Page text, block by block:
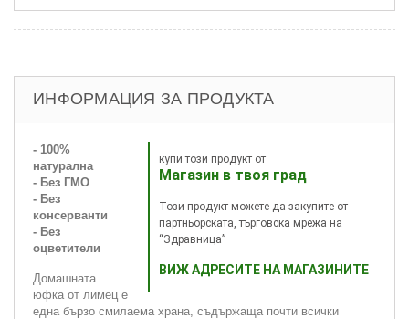
ИНФОРМАЦИЯ ЗА ПРОДУКТА
купи този продукт от
Магазин в твоя град
Този продукт можете да закупите от
партньорската, търговска мрежа на
“Здравница”
ВИЖ АДРЕСИТЕ НА МАГАЗИНИТЕ
- 100%
натурална
- Без ГМО
- Без
консерванти
- Без
оцветители
Домашната
юфка от лимец е
една бързо смилаема храна, съдържаща почти всички